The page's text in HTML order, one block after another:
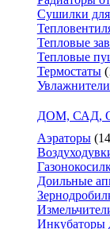
Сушилки
Тепловые
Тепловые
Термостаты
ДОМ, САД,
Аэраторы
Доильные
Инкубаторы